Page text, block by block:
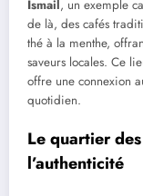
Ismail, un exemple
de là, des cafés
thé à la menthe,
saveurs locales. Ce
offre une connexion
quotidien.
Le quartier
l’authenticité